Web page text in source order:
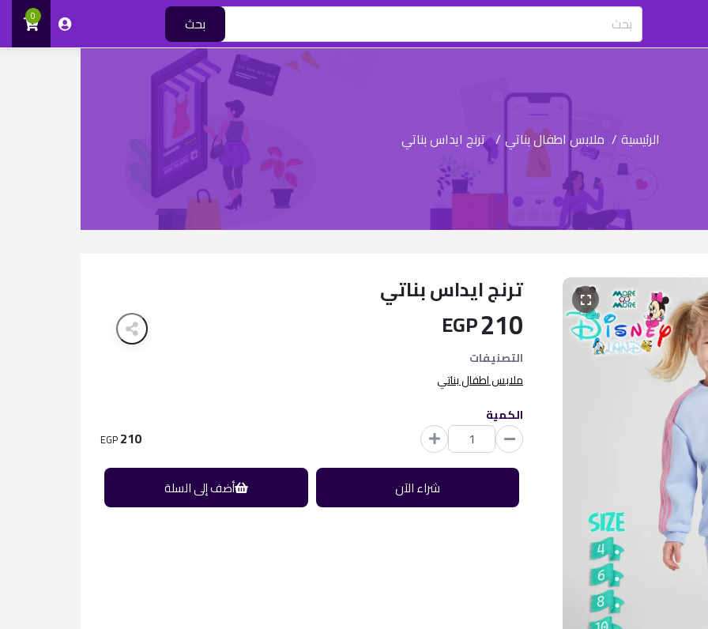
بحث 0
الرئيسية / ملابس اطفال بناتي / ترنج ايداس بناتي
ترنج ايداس بناتي
210
EGP
التصنيفات
ملابس اطفال بناتي
الكمية
210
EGP
شراء الآن أضف إلى السلة